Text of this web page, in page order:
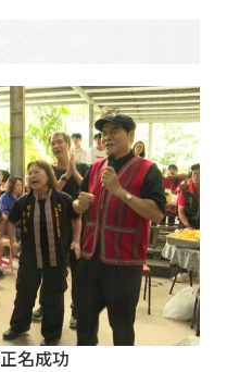
名成功